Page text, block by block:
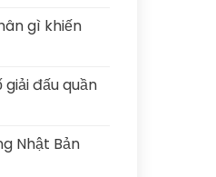
gì khiến
đấu quần
Nhật Bản